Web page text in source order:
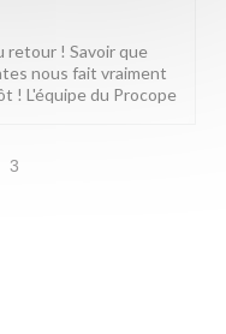
retour ! Savoir que
nous fait vraiment
! L'équipe du Procope
3